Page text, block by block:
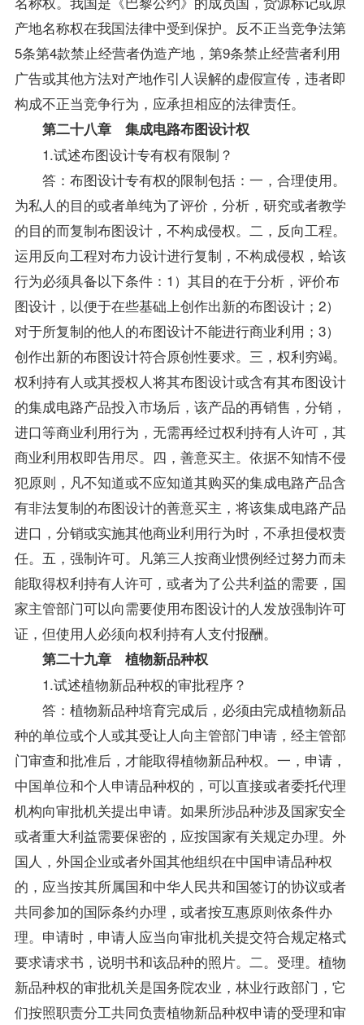
产地名称权在我国法律中受到保护。反不正当竞争法第
5条第4款禁止经营者伪造产地，第9条禁止经营者利用
广告或其他方法对产地作引人误解的虚假宣传，违者即
构成不正当竞争行为，应承担相应的法律责任。
第二十八章 集成电路布图设计权
1.试述布图设计专有权有限制？
答：布图设计专有权的限制包括：一，合理使用。
为私人的目的或者单纯为了评价，分析，研究或者教学
的目的而复制布图设计，不构成侵权。二，反向工程。
运用反向工程对布力设计进行复制，不构成侵权，蛤该
行为必须具备以下条件：1）其目的在于分析，评价布
图设计，以便于在些基础上创作出新的布图设计；2）
对于所复制的他人的布图设计不能进行商业利用；3）
创作出新的布图设计符合原创性要求。三，权利穷竭。
权利持有人或其授权人将其布图设计或含有其布图设计
的集成电路产品投入市场后，该产品的再销售，分销，
进口等商业利用行为，无需再经过权利持有人许可，其
商业利用权即告用尽。四，善意买主。依据不知情不侵
犯原则，凡不知道或不应知道其购买的集成电路产品含
有非法复制的布图设计的善意买主，将该集成电路产品
进口，分销或实施其他商业利用行为时，不承担侵权责
任。五，强制许可。凡第三人按商业惯例经过努力而未
能取得权利持有人许可，或者为了公共利益的需要，国
家主管部门可以向需要使用布图设计的人发放强制许可
证，但使用人必须向权利持有人支付报酬。
第二十九章 植物新品种权
1.试述植物新品种权的审批程序？
答：植物新品种培育完成后，必须由完成植物新品
种的单位或个人或其受让人向主管部门申请，经主管部
门审查和批准后，才能取得植物新品种权。一，申请，
中国单位和个人申请品种权的，可以直接或者委托代理
机构向审批机关提出申请。如果所涉品种涉及国家安全
或者重大利益需要保密的，应按国家有关规定办理。外
国人，外国企业或者外国其他组织在中国申请品种权
的，应当按其所属国和中华人民共和国签订的协议或者
共同参加的国际条约办理，或者按互惠原则依条件办
理。申请时，申请人应当向审批机关提交符合规定格式
要求请求书，说明书和该品种的照片。二。受理。植物
新品种权的审批机关是国务院农业，林业行政部门，它
们按照职责分工共同负责植物新品种权申请的受理和审